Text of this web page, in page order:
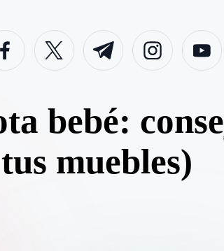
instagram.com
bebé:
muebles)